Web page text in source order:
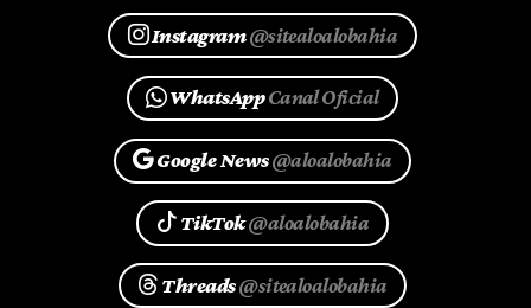
Instagram@sitealoalobahia
WhatsAppCanal Oficial
Google News@aloalobahia
TikTok@aloalobahia
Threads@sitealoalobahia